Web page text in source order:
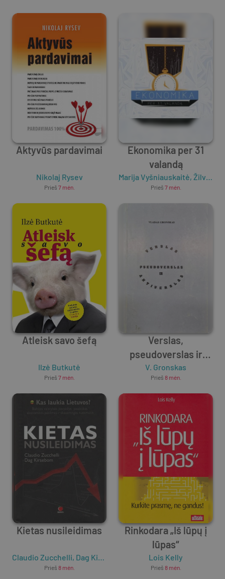
Aktyvūs pardavimai
Nikolaj Rysev
Prieš 7 mėn.
Ekonomika per 31
valandą
Marija Vyšniauskaitė, Žilvinas Šilėnas
Prieš 7 mėn.
Atleisk savo šefą
Ilzė Butkutė
Prieš 7 mėn.
Verslas,
pseudoverslas ir
antiverslas
V. Gronskas
Prieš 8 mėn.
Kietas nusileidimas
Claudio Zucchelli, Dag Kirsebom
Prieš 8 mėn.
Rinkodara „Iš lūpų į
lūpas“
Lois Kelly
Prieš 8 mėn.